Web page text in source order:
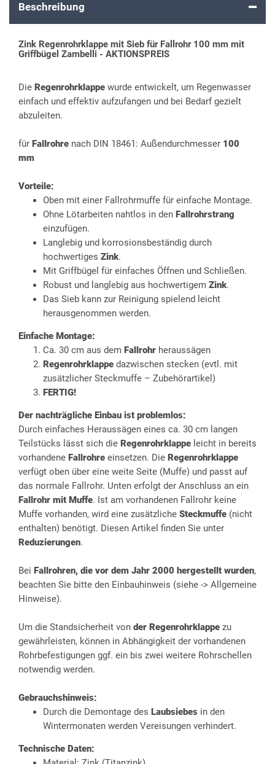
Beschreibung
Zink Regenrohrklappe mit Sieb für Fallrohr 100 mm mit
Griffbügel Zambelli - AKTIONSPREIS
Die Regenrohrklappe wurde entwickelt, um Regenwasser
einfach und effektiv aufzufangen und bei Bedarf gezielt
abzuleiten.
für Fallrohre nach DIN 18461: Außendurchmesser 100
mm
Vorteile:
Oben mit einer Fallrohrmuffe für einfache Montage.
Ohne Lötarbeiten nahtlos in den Fallrohrstrang
einzufügen.
Langlebig und korrosionsbeständig durch
hochwertiges Zink.
Mit Griffbügel für einfaches Öffnen und Schließen.
Robust und langlebig aus hochwertigem Zink.
Das Sieb kann zur Reinigung spielend leicht
herausgenommen werden.
Einfache Montage:
Ca. 30 cm aus dem Fallrohr heraussägen
Regenrohrklappe dazwischen stecken (evtl. mit
zusätzlicher Steckmuffe – Zubehörartikel)
FERTIG!
Der nachträgliche Einbau ist problemlos:
Durch einfaches Heraussägen eines ca. 30 cm langen
Teilstücks lässt sich die Regenrohrklappe leicht in bereits
vorhandene Fallrohre einsetzen. Die Regenrohrklappe
verfügt oben über eine weite Seite (Muffe) und passt auf
das normale Fallrohr. Unten erfolgt der Anschluss an ein
Fallrohr mit Muffe. Ist am vorhandenen Fallrohr keine
Muffe vorhanden, wird eine zusätzliche Steckmuffe (nicht
enthalten) benötigt. Diesen Artikel finden Sie unter
Reduzierungen.
Bei Fallrohren, die vor dem Jahr 2000 hergestellt wurden,
beachten Sie bitte den Einbauhinweis (siehe -> Allgemeine
Hinweise).
Um die Standsicherheit von der Regenrohrklappe zu
gewährleisten, können in Abhängigkeit der vorhandenen
Rohrbefestigungen ggf. ein bis zwei weitere Rohrschellen
notwendig werden.
Gebrauchshinweis:
Durch die Demontage des Laubsiebes in den
Wintermonaten werden Vereisungen verhindert.
Technische Daten: